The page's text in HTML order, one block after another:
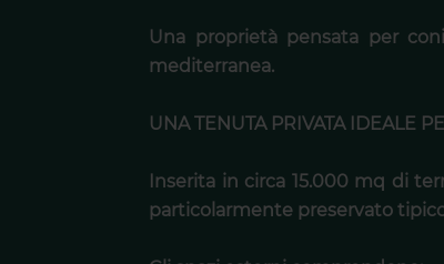
Una proprietà pensata per
mediterranea.
UNA TENUTA PRIVATA IDEALE
Inserita in circa 15.000 mq di
particolarmente preservato